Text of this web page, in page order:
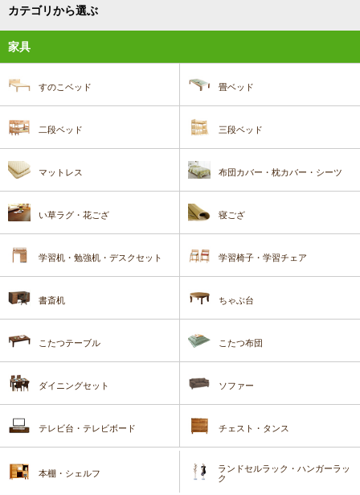
カテゴリから選ぶ
家具
すのこベッド 畳ベッド
二段ベッド 三段ベッド
マットレス 布団カバー・枕カバー・シーツ
い草ラグ・花ござ 寝ござ
学習机・勉強机・デスクセット 学習椅子・学習チェア
書斎机 ちゃぶ台
こたつテーブル こたつ布団
ダイニングセット ソファー
テレビ台・テレビボード チェスト・タンス
本棚・シェルフ
ランドセルラック・ハンガーラッ
ク